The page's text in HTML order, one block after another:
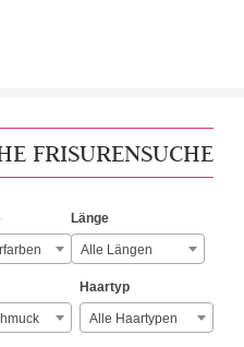
FRISURENSUCHE
Länge
Alle Längen
Haartyp
Alle Haartypen